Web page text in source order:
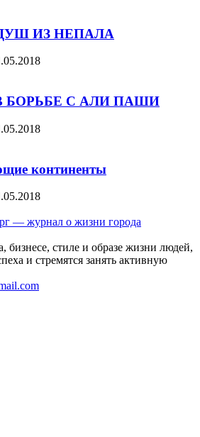
ИЗ НЕПАЛА
БОРЬБЕ С АЛИ ПАШИ
континенты
бизнесе, стиле и образе жизни людей,
и стремятся занять активную